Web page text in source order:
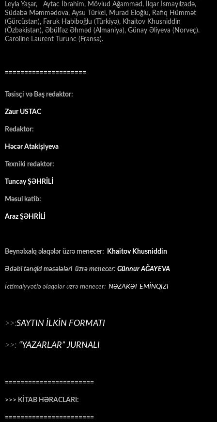
Leyla Yaşar, Aytac İbrahim, Mövlud Ağamməd, İlqar İsmayılzadə,
Südabə Məmmədova, Aysu Türkel, Murad Eloğlu, Rafiq Hümmət
(Gürcüstan), Faruk Habiboğlu (Türkiyə), Khaitov Khusniddin
(Özbəkistan), Əbülfəz Əhməd (Almaniya), Günay Əliyeva (Norveç).
Caroline Laurent Turunc (Fransa).
=====================
Təsisçi və Baş redaktor:
Zaur USTAC
Redaktor:
Həcər Atakişiyeva
Texniki redaktor:
Tuncay ŞƏHRİLİ
Məsul katib:
Araz ŞƏHRİLİ
Beynəlxalq əlaqələr üzrə menecer: Khaitov Khusniddin
Ədəbi tənqid məsələləri üzrə menecer: Günnur AĞAYEVA
İctimaiyyətlə əlaqələr üzrə menecer: NƏZAKƏT EMİNQIZI
>>:SAYTIN İLKİN FORMATI
>>: “YAZARLAR” JURNALI
=======================
>>> KİTAB HƏRACLARI:
=======================